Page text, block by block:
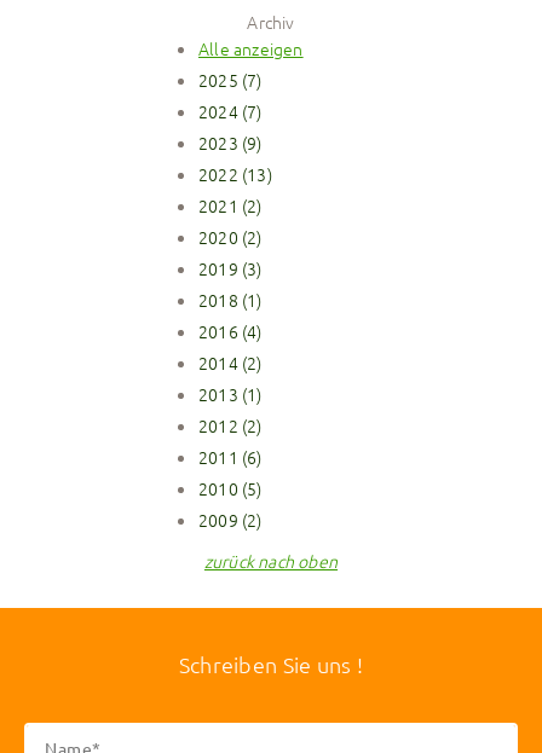
Archiv
Alle anzeigen
2025 (7)
2024 (7)
2023 (9)
2022 (13)
2021 (2)
2020 (2)
2019 (3)
2018 (1)
2016 (4)
2014 (2)
2013 (1)
2012 (2)
2011 (6)
2010 (5)
2009 (2)
zurück nach oben
Schreiben Sie uns !